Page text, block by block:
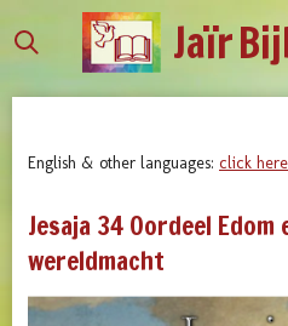
direct
Jaïr
English & other languages: click
Jesaja 34 Oordeel
wereldmacht